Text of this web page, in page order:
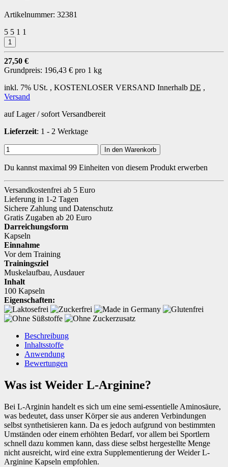
Artikelnummer: 32381
5 5 1 1
27,50 €
Grundpreis: 196,43 € pro 1 kg
inkl. 7% USt. , KOSTENLOSER VERSAND Innerhalb DE ,
Versand
auf Lager / sofort Versandbereit
Lieferzeit: 1 - 2 Werktage
In den Warenkorb
Du kannst maximal 99 Einheiten von diesem Produkt erwerben
Versandkostenfrei ab 5 Euro
Lieferung in 1-2 Tagen
Sichere Zahlung und Datenschutz
Gratis Zugaben ab 20 Euro
Darreichungsform
Kapseln
Einnahme
Vor dem Training
Trainingsziel
Muskelaufbau, Ausdauer
Inhalt
100 Kapseln
Eigenschaften:
Beschreibung
Inhaltsstoffe
Anwendung
Bewertungen
Was ist Weider L-Arginine?
Bei L-Arginin handelt es sich um eine semi-essentielle Aminosäure,
was bedeutet, dass unser Körper sie aus anderen Verbindungen
selbst synthetisieren kann. Da es jedoch aufgrund von bestimmten
Umständen oder einem erhöhten Bedarf, vor allem bei Sportlern
schnell dazu kommen kann, dass diese selbst hergestellte Menge
nicht ausreicht, wird eine extra Supplementierung der Weider L-
Arginine Kapseln empfohlen.